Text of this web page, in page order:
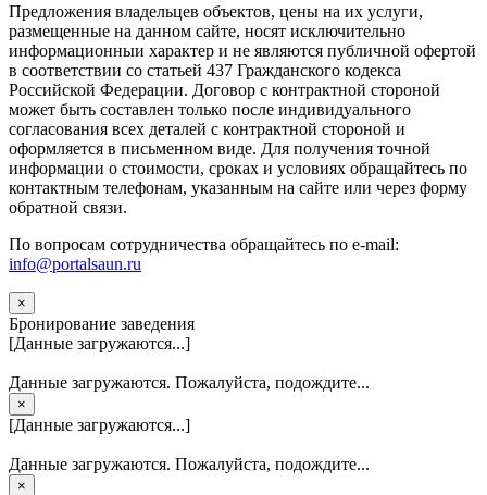
Предложения владельцев объектов, цены на их услуги,
размещенные на данном сайте, носят исключительно
информационныи характер и не являются публичной офертой
в соответствии со статьей 437 Гражданского кодекса
Российской Федерации. Договор с контрактной стороной
может быть составлен только после индивидуального
согласования всех деталей с контрактной стороной и
оформляется в письменном виде. Для получения точной
информации о стоимости, сроках и условиях обращайтесь по
контактным телефонам, указанным на сайте или через форму
обратной связи.
По вопросам сотрудничества обращайтесь по e-mail:
info@portalsaun.ru
×
Бронирование заведения
[Данные загружаются...]
Данные загружаются. Пожалуйста, подождите...
×
[Данные загружаются...]
Данные загружаются. Пожалуйста, подождите...
×